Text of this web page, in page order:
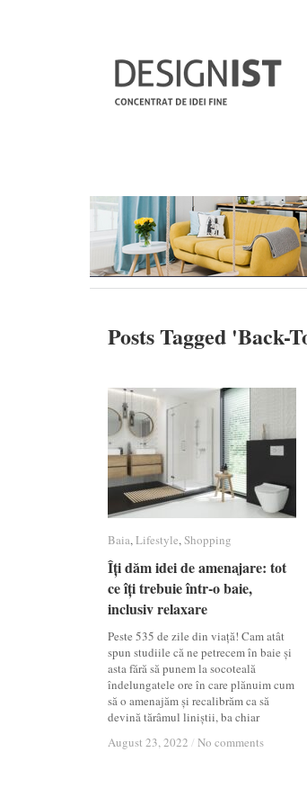
Posts Tagged 'Back-
Baia,Lifestyle,Shopping
Îți dăm idei de amenajare: tot
ce îți trebuie într-o baie,
inclusiv relaxare
Peste 535 de zile din viață! Cam atât
spun studiile că ne petrecem în baie și
asta fără să punem la socoteală
îndelungatele ore în care plănuim cum
să o amenajăm și recalibrăm ca să
devină tărâmul liniștii, ba chiar
August 23, 2022 / No comments
Baia Lifestyle Shopping
Îți dăm idei de amenajare: tot
ce îți trebuie într-o baie,
inclusiv relaxare
August 23, 2022 / No comments